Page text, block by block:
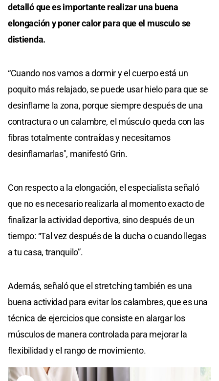
detalló que es importante realizar una buena
elongación y poner calor para que el musculo se
distienda.
“Cuando nos vamos a dormir y el cuerpo está un
poquito más relajado, se puede usar hielo para que se
desinflame la zona, porque siempre después de una
contractura o un calambre, el músculo queda con las
fibras totalmente contraídas y necesitamos
desinflamarlas", manifestó Grin.
Con respecto a la elongación, el especialista señaló
que no es necesario realizarla al momento exacto de
finalizar la actividad deportiva, sino después de un
tiempo: “Tal vez después de la ducha o cuando llegas
a tu casa, tranquilo”.
Además, señaló que el stretching también es una
buena actividad para evitar los calambres, que es una
técnica de ejercicios que consiste en alargar los
músculos de manera controlada para mejorar la
flexibilidad y el rango de movimiento.